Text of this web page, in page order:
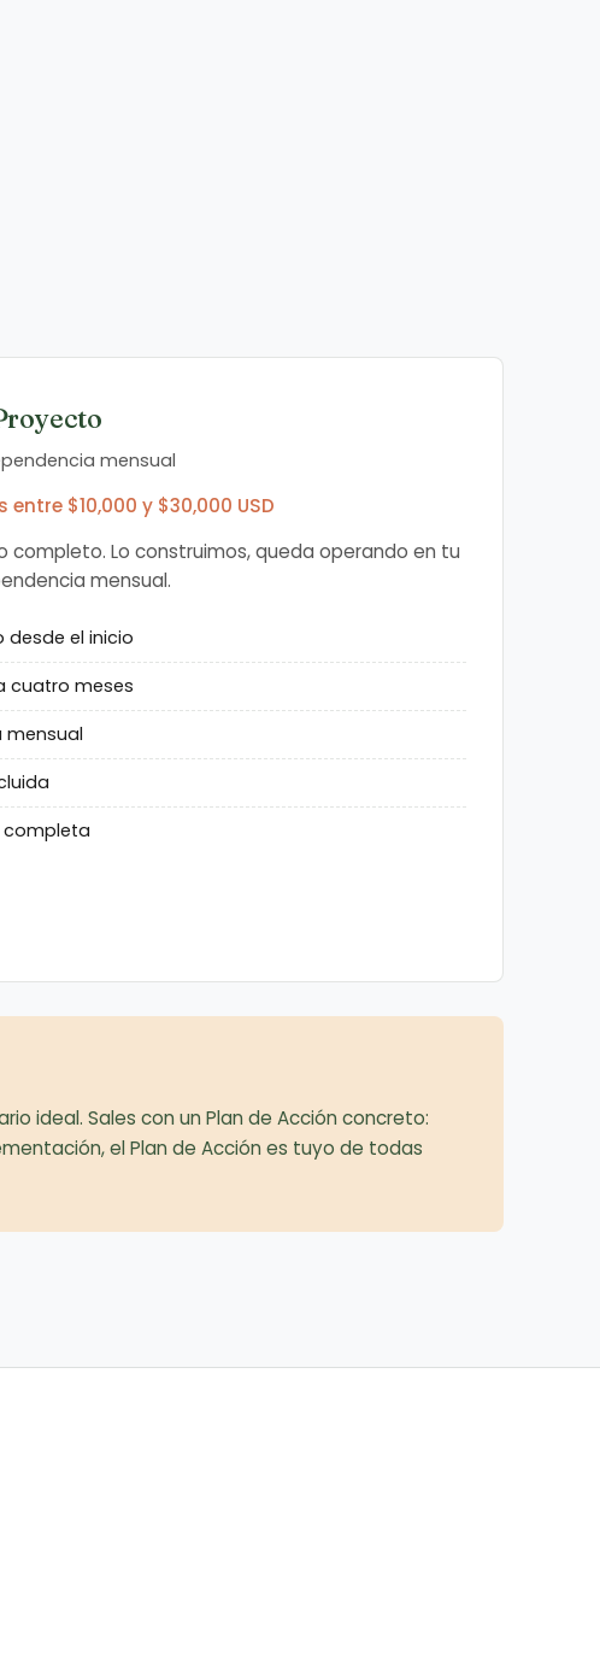
mensual
$10,000 y $30,000 USD
completo. Lo construimos, queda operando en tu
mensual.
desde el inicio
cuatro meses
mensual
ideal. Sales con un Plan de Acción concreto:
el Plan de Acción es tuyo de todas